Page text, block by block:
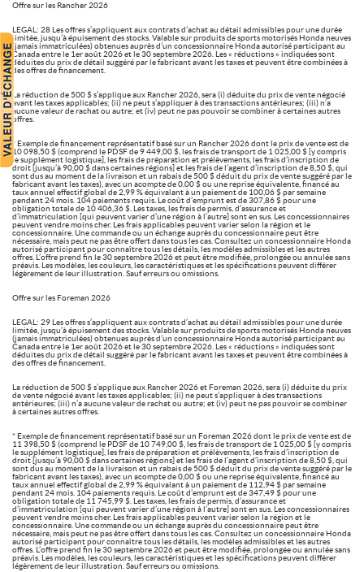
Offre sur les Rancher 2026
LEGAL: 28 Les offres s’appliquent aux contrats d’achat au détail admissibles pour une durée
limitée, jusqu’à épuisement des stocks. Valable sur produits de sports motorisés Honda neuves
(jamais immatriculées) obtenues auprès d’un concessionnaire Honda autorisé participant au
Canada entre le 1er août 2026 et le 30 septembre 2026. Les « réductions » indiquées sont
déduites du prix de détail suggéré par le fabricant avant les taxes et peuvent être combinées à
des offres de financement.
La réduction de 500 $ s’applique aux Rancher 2026, sera (i) déduite du prix de vente négocié
avant les taxes applicables; (ii) ne peut s’appliquer à des transactions antérieures; (iii) n’a
aucune valeur de rachat ou autre; et (iv) peut ne pas pouvoir se combiner à certaines autres
offres.
* Exemple de financement représentatif basé sur un Rancher 2026 dont le prix de vente est de
10 098,50 $ (comprend le PDSF de 9 449,00 $, les frais de transport de 1 025,00 $ [y compris
le supplément logistique], les frais de préparation et prélèvements, les frais d’inscription de
droit [jusqu’à 90,00 $ dans certaines régions] et les frais de l’agent d’inscription de 8,50 $, qui
sont dus au moment de la livraison et un rabais de 500 $ déduit du prix de vente suggéré par le
fabricant avant les taxes), avec un acompte de 0,00 $ ou une reprise équivalente, financé au
taux annuel effectif global de 2,99 % équivalant à un paiement de 100,06 $ par semaine
pendant 24 mois. 104 paiements requis. Le coût d’emprunt est de 307,86 $ pour une
obligation totale de 10 406,36 $. Les taxes, les frais de permis, d’assurance et
d’immatriculation [qui peuvent varier d’une région à l’autre] sont en sus. Les concessionnaires
peuvent vendre moins cher. Les frais applicables peuvent varier selon la région et le
concessionnaire. Une commande ou un échange auprès du concessionnaire peut être
nécessaire, mais peut ne pas être offert dans tous les cas. Consultez un concessionnaire Honda
autorisé participant pour connaître tous les détails, les modèles admissibles et les autres
offres. L’offre prend fin le 30 septembre 2026 et peut être modifiée, prolongée ou annulée sans
préavis. Les modèles, les couleurs, les caractéristiques et les spécifications peuvent différer
légèrement de leur illustration. Sauf erreurs ou omissions.
Offre sur les Foreman 2026
LEGAL: 29 Les offres s’appliquent aux contrats d’achat au détail admissibles pour une durée
limitée, jusqu’à épuisement des stocks. Valable sur produits de sports motorisés Honda neuves
(jamais immatriculées) obtenues auprès d’un concessionnaire Honda autorisé participant au
Canada entre le 1er août 2026 et le 30 septembre 2026. Les « réductions » indiquées sont
déduites du prix de détail suggéré par le fabricant avant les taxes et peuvent être combinées à
des offres de financement.
La réduction de 500 $ s’applique aux Rancher 2026 et Foreman 2026, sera (i) déduite du prix
de vente négocié avant les taxes applicables; (ii) ne peut s’appliquer à des transactions
antérieures; (iii) n’a aucune valeur de rachat ou autre; et (iv) peut ne pas pouvoir se combiner
à certaines autres offres.
* Exemple de financement représentatif basé sur un Foreman 2026 dont le prix de vente est de
11 398,50 $ (comprend le PDSF de 10 749,00 $, les frais de transport de 1 025,00 $ [y compris
le supplément logistique], les frais de préparation et prélèvements, les frais d’inscription de
droit [jusqu’à 90,00 $ dans certaines régions] et les frais de l’agent d’inscription de 8,50 $, qui
sont dus au moment de la livraison et un rabais de 500 $ déduit du prix de vente suggéré par le
fabricant avant les taxes), avec un acompte de 0,00 $ ou une reprise équivalente, financé au
taux annuel effectif global de 2,99 % équivalant à un paiement de 112,94 $ par semaine
pendant 24 mois. 104 paiements requis. Le coût d’emprunt est de 347,49 $ pour une
obligation totale de 11 745,99 $. Les taxes, les frais de permis, d’assurance et
d’immatriculation [qui peuvent varier d’une région à l’autre] sont en sus. Les concessionnaires
peuvent vendre moins cher. Les frais applicables peuvent varier selon la région et le
concessionnaire. Une commande ou un échange auprès du concessionnaire peut être
nécessaire, mais peut ne pas être offert dans tous les cas. Consultez un concessionnaire Honda
autorisé participant pour connaître tous les détails, les modèles admissibles et les autres
offres. L’offre prend fin le 30 septembre 2026 et peut être modifiée, prolongée ou annulée sans
préavis. Les modèles, les couleurs, les caractéristiques et les spécifications peuvent différer
légèrement de leur illustration. Sauf erreurs ou omissions.